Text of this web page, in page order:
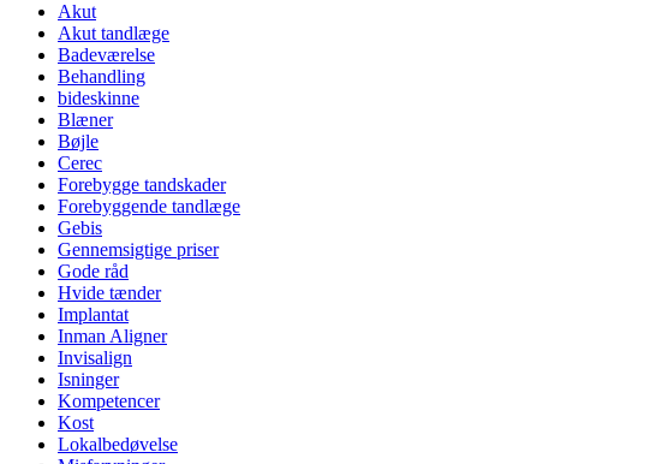
Akut
Akut tandlæge
Badeværelse
Behandling
bideskinne
Blæner
Bøjle
Cerec
Forebygge tandskader
Forebyggende tandlæge
Gebis
Gennemsigtige priser
Gode råd
Hvide tænder
Implantat
Inman Aligner
Invisalign
Isninger
Kompetencer
Kost
Lokalbedøvelse